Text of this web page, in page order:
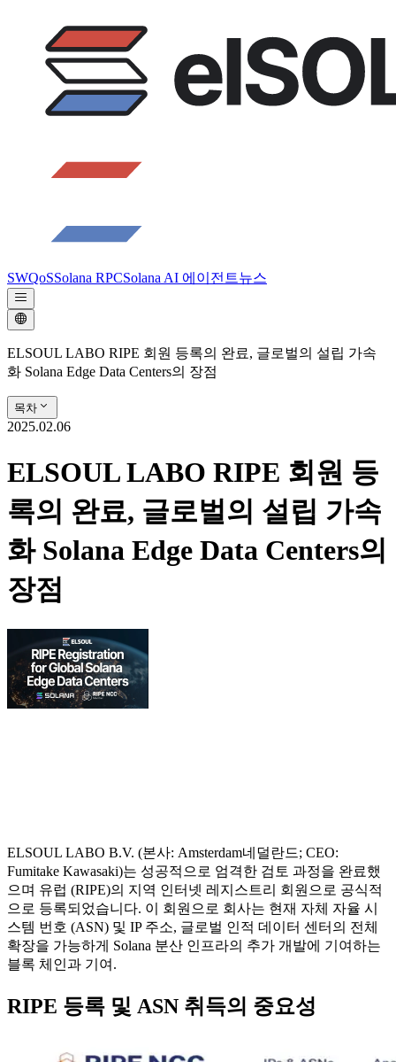
SWQoSSolana RPCSolana AI 에이전트뉴스
ELSOUL LABO RIPE 회원 등록의 완료, 글로벌의 설립 가속
화 Solana Edge Data Centers의 장점
목차
2025.02.06
ELSOUL LABO RIPE 회원 등
록의 완료, 글로벌의 설립 가속
화 Solana Edge Data Centers의
장점
ELSOUL LABO B.V. (본사: Amsterdam네덜란드; CEO:
Fumitake Kawasaki)는 성공적으로 엄격한 검토 과정을 완료했
으며 유럽 (RIPE)의 지역 인터넷 레지스트리 회원으로 공식적
으로 등록되었습니다. 이 회원으로 회사는 현재 자체 자율 시
스템 번호 (ASN) 및 IP 주소, 글로벌 인적 데이터 센터의 전체
확장을 가능하게 Solana 분산 인프라의 추가 개발에 기여하는
블록 체인과 기여.
RIPE 등록 및 ASN 취득의 중요성